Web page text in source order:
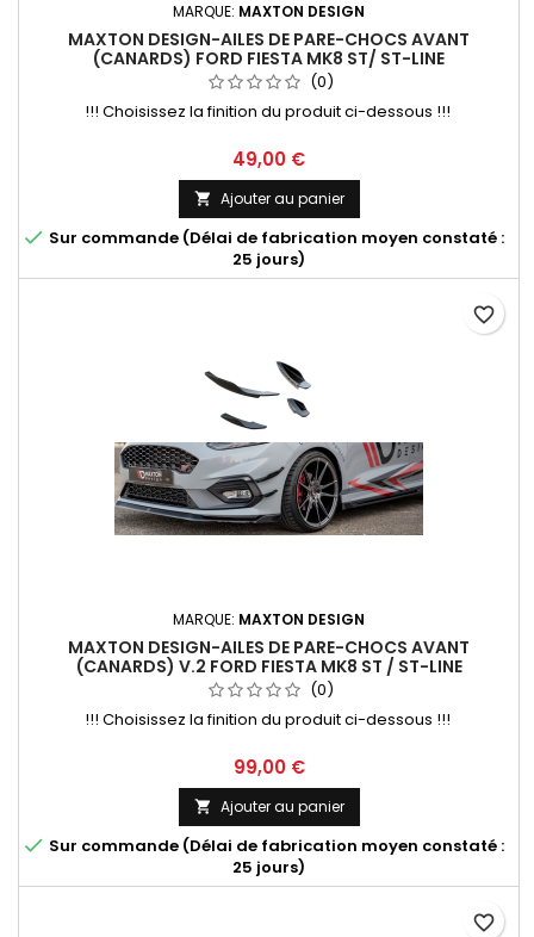
MARQUE: MAXTON DESIGN
MAXTON DESIGN-AILES DE PARE-CHOCS AVANT
(CANARDS) FORD FIESTA MK8 ST/ ST-LINE
(0)
!!! Choisissez la finition du produit ci-dessous !!!
Prix
49,00 €
 Ajouter au panier
 Sur commande (Délai de fabrication moyen constaté :
25 jours)
MARQUE: MAXTON DESIGN
MAXTON DESIGN-AILES DE PARE-CHOCS AVANT
(CANARDS) V.2 FORD FIESTA MK8 ST / ST-LINE
(0)
!!! Choisissez la finition du produit ci-dessous !!!
Prix
99,00 €
 Ajouter au panier
 Sur commande (Délai de fabrication moyen constaté :
25 jours)
favorite_border
favorite_border